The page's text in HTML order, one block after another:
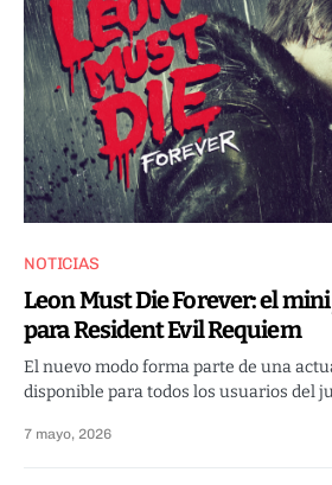
NOTICIAS
Leon Must Die Forever: el
para Resident Evil Requiem
El nuevo modo forma parte de una
disponible para todos los usuarios del
7 mayo, 2026